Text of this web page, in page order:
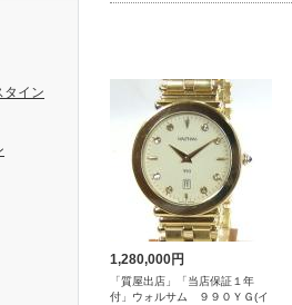
1,280,000円
「質屋出店」「当店保証１年
付」ウォルサム ９９０ＹＧ(イ
タイン